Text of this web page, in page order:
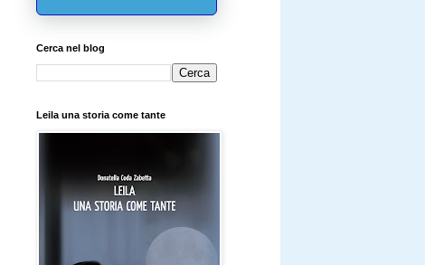
Cerca nel blog
Leila una storia come tante